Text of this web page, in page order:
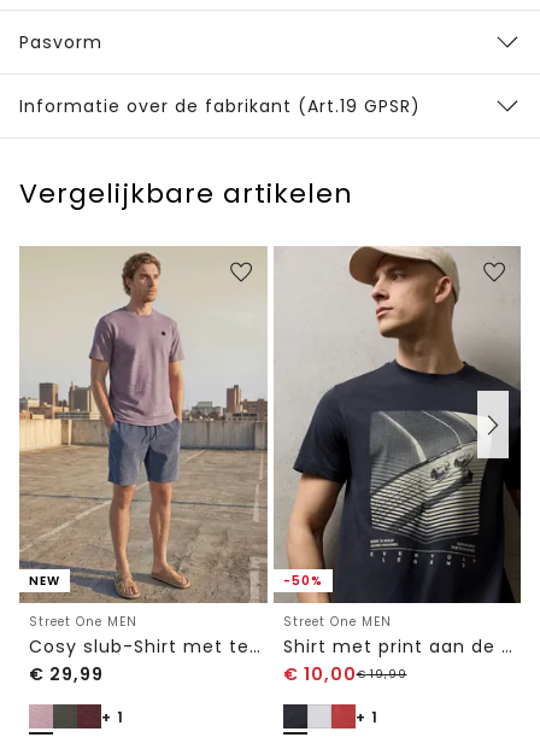
Pasvorm
Informatie over de fabrikant (Art.19 GPSR)
Vergelijkbare artikelen
NEW
Street One MEN
Cosy slub-Shirt met textuur
€ 29,99
+ 1
-50%
Street One MEN
Shirt met print aan de voorkant
€ 10,00€19,99
+ 1